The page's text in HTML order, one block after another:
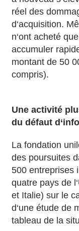
réel des
d‘acquisition.
n‘ont acheté
accumuler
montant de 50
compris).
Une activité
du défaut
La fondation
des poursuites
500 entreprises
quatre pays de
et Italie) sur le
d‘une étude de
tableau de la